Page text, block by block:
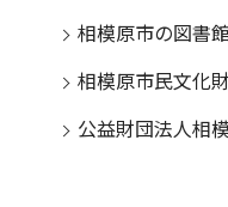
相模原市の図書
相模原市民文化
公益財団法人相